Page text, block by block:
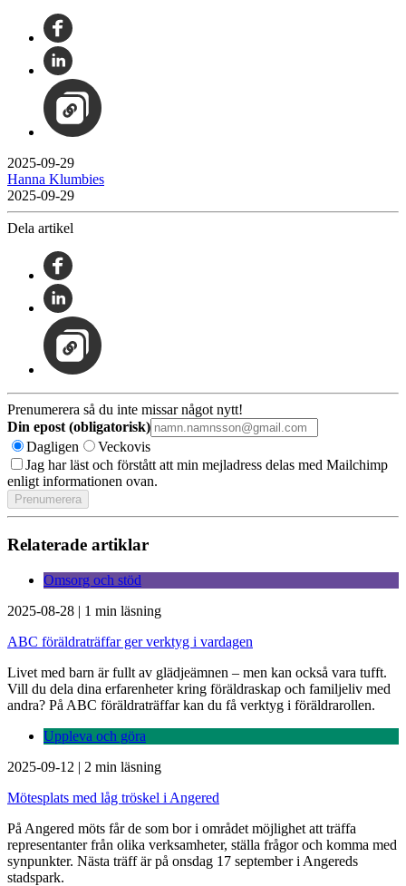
2025-09-29
Hanna Klumbies
2025-09-29
Dela artikel
Prenumerera så du inte missar något nytt!
Din epost (obligatorisk)
Dagligen
Veckovis
Jag har läst och förstått att min mejladress delas med Mailchimp
enligt informationen ovan.
Relaterade artiklar
Omsorg och stöd
2025-08-28 | 1 min läsning
ABC föräldraträffar ger verktyg i vardagen
Livet med barn är fullt av glädjeämnen – men kan också vara tufft.
Vill du dela dina erfarenheter kring föräldraskap och familjeliv med
andra? På ABC föräldraträffar kan du få verktyg i föräldrarollen.
Uppleva och göra
2025-09-12 | 2 min läsning
Mötesplats med låg tröskel i Angered
På Angered möts får de som bor i området möjlighet att träffa
representanter från olika verksamheter, ställa frågor och komma med
synpunkter. Nästa träff är på onsdag 17 september i Angereds
stadspark.